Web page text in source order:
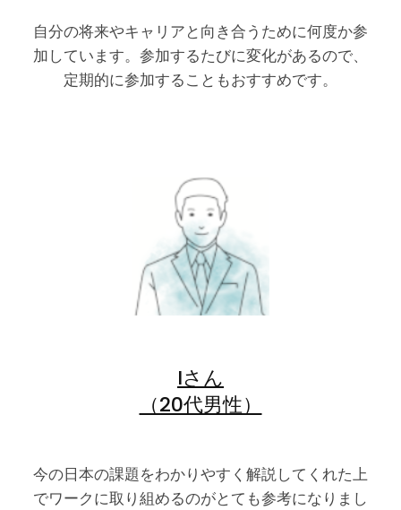
自分の将来やキャリアと向き合うために何度か参
加しています。参加するたびに変化があるので、
定期的に参加することもおすすめです。
Iさん
（20代男性）
今の日本の課題をわかりやすく解説してくれた上
でワークに取り組めるのがとても参考になりまし